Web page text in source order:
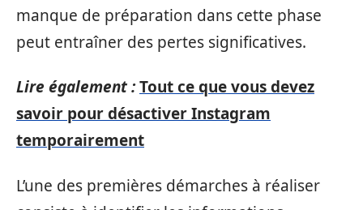
manque de préparation dans cette phase
peut entraîner des pertes significatives.
Lire également :Tout ce que vous devez
savoir pour désactiver Instagram
temporairement
L’une des premières démarches à réaliser